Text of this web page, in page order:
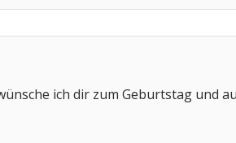
ich dir zum Geburtstag und